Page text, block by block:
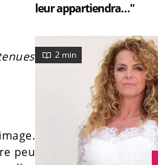
peu
leur appartiendra…"
2 min